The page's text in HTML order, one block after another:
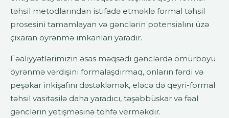
təhsil metodlarından istifadə etməklə formal təhsil
prosesini tamamlayan və gənclərin potensialını üzə
çıxaran öyrənmə imkanları yaradır.
Fəaliyyətlərimizin əsas məqsədi gənclərdə ömürboyu
öyrənmə vərdişini formalaşdırmaq, onların fərdi və
peşəkar inkişafını dəstəkləmək, eləcə də qeyri-formal
təhsil vasitəsilə daha yaradıcı, təşəbbüskar və fəal
gənclərin yetişməsinə töhfə verməkdir.